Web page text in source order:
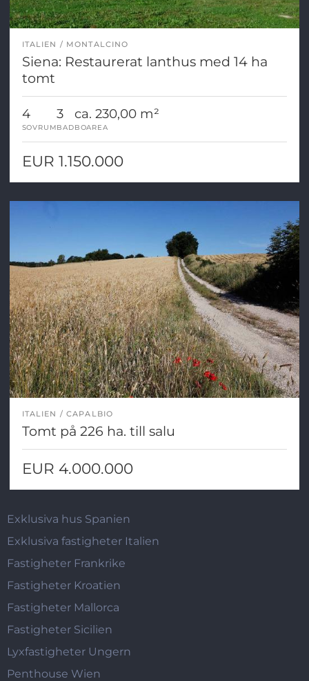
ITALIEN MONTALCINO
Siena: Restaurerat lanthus med 14 ha
tomt
4
SOVRUM
3
BAD
ca. 230,00 m²
BOAREA
EUR 1.150.000
ITALIEN CAPALBIO
Tomt på 226 ha. till salu
EUR 4.000.000
Exklusiva hus Spanien
Exklusiva fastigheter Italien
Fastigheter Frankrike
Fastigheter Kroatien
Fastigheter Mallorca
Fastigheter Sicilien
Lyxfastigheter Ungern
Penthouse Wien